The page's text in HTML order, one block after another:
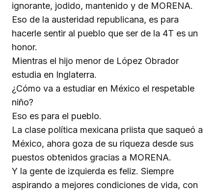
ignorante, jodido, mantenido y de MORENA.
Eso de la austeridad republicana, es para
hacerle sentir al pueblo que ser de la 4T es un
honor.
Mientras el hijo menor de López Obrador
estudia en Inglaterra.
¿Cómo va a estudiar en México el respetable
niño?
Eso es para el pueblo.
La clase política mexicana priista que saqueó a
México, ahora goza de su riqueza desde sus
puestos obtenidos gracias a MORENA.
Y la gente de izquierda es feliz. Siempre
aspirando a mejores condiciones de vida, con